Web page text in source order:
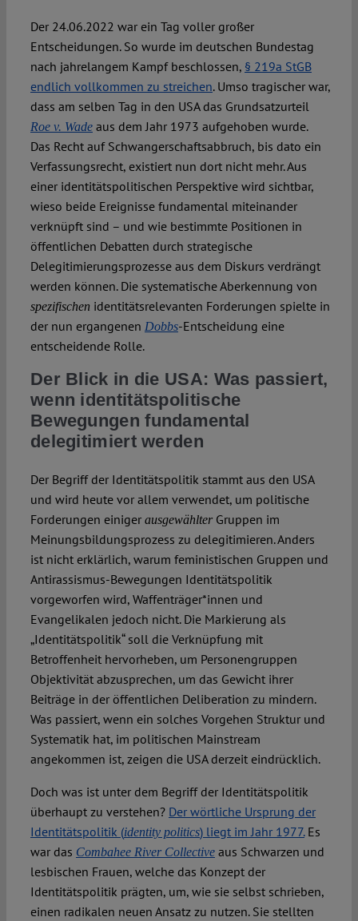
Der 24.06.2022 war ein Tag voller großer
Entscheidungen. So wurde im deutschen Bundestag
nach jahrelangem Kampf beschlossen, § 219a StGB
endlich vollkommen zu streichen. Umso tragischer war,
dass am selben Tag in den USA das Grundsatzurteil
Roe v. Wadeaus dem Jahr 1973 aufgehoben wurde.
Das Recht auf Schwangerschaftsabbruch, bis dato ein
Verfassungsrecht, existiert nun dort nicht mehr. Aus
einer identitätspolitischen Perspektive wird sichtbar,
wieso beide Ereignisse fundamental miteinander
verknüpft sind – und wie bestimmte Positionen in
öffentlichen Debatten durch strategische
Delegitimierungsprozesse aus dem Diskurs verdrängt
werden können. Die systematische Aberkennung von
spezifischen identitätsrelevanten Forderungen spielte in
der nun ergangenen Dobbs-Entscheidung eine
entscheidende Rolle.
Der Blick in die USA: Was passiert,
wenn identitätspolitische
Bewegungen fundamental
delegitimiert werden
Der Begriff der Identitätspolitik stammt aus den USA
und wird heute vor allem verwendet, um politische
Forderungen einiger ausgewählterGruppen im
Meinungsbildungsprozess zu delegitimieren. Anders
ist nicht erklärlich, warum feministischen Gruppen und
Antirassismus-Bewegungen Identitätspolitik
vorgeworfen wird, Waffenträger*innen und
Evangelikalen jedoch nicht. Die Markierung als
„Identitätspolitik“ soll die Verknüpfung mit
Betroffenheit hervorheben, um Personengruppen
Objektivität abzusprechen, um das Gewicht ihrer
Beiträge in der öffentlichen Deliberation zu mindern.
Was passiert, wenn ein solches Vorgehen Struktur und
Systematik hat, im politischen Mainstream
angekommen ist, zeigen die USA derzeit eindrücklich.
Doch was ist unter dem Begriff der Identitätspolitik
überhaupt zu verstehen? Der wörtliche Ursprung der
Identitätspolitik (identity politics) liegt im Jahr 1977.Es
war das Combahee River Collectiveaus Schwarzen und
lesbischen Frauen, welche das Konzept der
Identitätspolitik prägten, um, wie sie selbst schrieben,
einen radikalen neuen Ansatz zu nutzen. Sie stellten